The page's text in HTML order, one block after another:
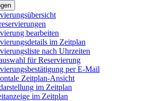
bearbeiten
im Zeitplan
nach Uhrzeiten
für Reservierung
per E-Mail
Zeitplan-Ansicht
im Zeitplan
im Zeitplan